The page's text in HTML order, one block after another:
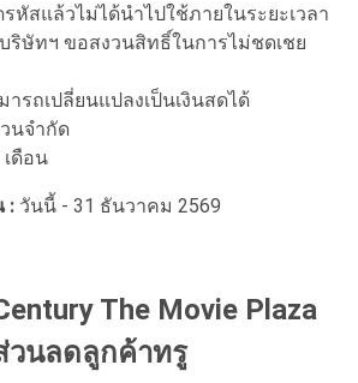
หัสแล้วไม่ได้นำไปใช้ภายในระยะเวลา
ริษัทฯ ขอสงวนสิทธิ์ในการไม่ชดเชย
รถเปลี่ยนแปลงเป็นเงินสดได้
นจำกัด
ดือน
: วันนี้ - 31 ธันวาคม 2569
The Movie Plaza
วนลดลูกค้าทรู